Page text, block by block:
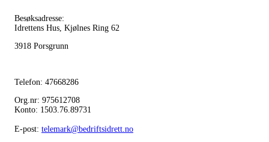
Besøksadresse:
Idrettens Hus, Kjølnes Ring 62
3918 Porsgrunn
Telefon: 47668286
Org.nr: 975612708
Konto: 1503.76.89731
E-post: telemark@bedriftsidrett.no